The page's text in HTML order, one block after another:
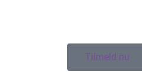
Tilmeld nu